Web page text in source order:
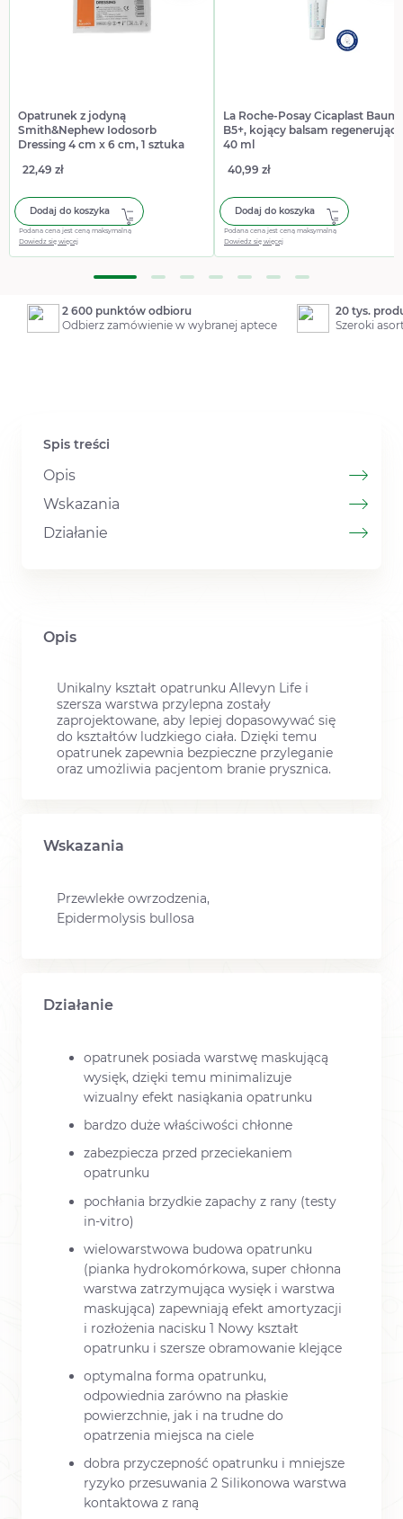
Opatrunek z jodyną
Smith&Nephew Iodosorb
Dressing 4 cm x 6 cm, 1 sztuka
22,49 zł
Dodaj do koszyka
Podana cena jest ceną maksymalną
Dowiedz się więcej
La Roche-Posay Cicaplast
B5+, kojący balsam
40 ml
40,99 zł
Dodaj do koszyka
Podana cena jest ceną maksymalną
Dowiedz się więcej
2 600 punktów odbioru
Odbierz zamówienie w wybranej aptece
20 tys.
Szeroki
Spis treści
Opis
Wskazania
Działanie
Opis
Unikalny kształt opatrunku Allevyn Life i
szersza warstwa przylepna zostały
zaprojektowane, aby lepiej dopasowywać się
do kształtów ludzkiego ciała. Dzięki temu
opatrunek zapewnia bezpieczne przyleganie
oraz umożliwia pacjentom branie prysznica.
Wskazania
Przewlekłe owrzodzenia,
Epidermolysis bullosa
Działanie
opatrunek posiada warstwę maskującą
wysięk, dzięki temu minimalizuje
wizualny efekt nasiąkania opatrunku
bardzo duże właściwości chłonne
zabezpiecza przed przeciekaniem
opatrunku
pochłania brzydkie zapachy z rany (testy
in-vitro)
wielowarstwowa budowa opatrunku
(pianka hydrokomórkowa, super chłonna
warstwa zatrzymująca wysięk i warstwa
maskująca) zapewniają efekt amortyzacji
i rozłożenia nacisku 1 Nowy kształt
opatrunku i szersze obramowanie klejące
optymalna forma opatrunku,
odpowiednia zarówno na płaskie
powierzchnie, jak i na trudne do
opatrzenia miejsca na ciele
dobra przyczepność opatrunku i mniejsze
ryzyko przesuwania 2 Silikonowa warstwa
kontaktowa z raną